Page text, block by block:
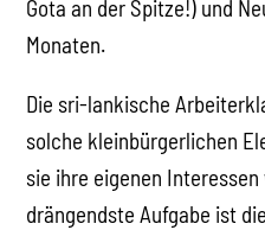
Gota an der Spitze!) und
Monaten.
Die sri-lankische
solche kleinbürgerlichen
sie ihre eigenen
drängendste Aufgabe ist